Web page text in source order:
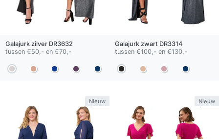
Galajurk zilverDR3632
tussen €50,- en €70,-
Galajurk zwartDR3314
tussen €100,- en €130,-
Nieuw Nieuw